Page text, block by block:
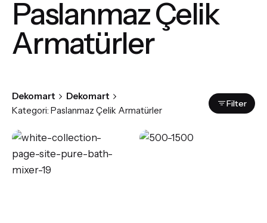
Paslanmaz Çelik
Armatürler
Dekomart
Dekomart
Kategori: Paslanmaz Çelik Armatürler
Filter